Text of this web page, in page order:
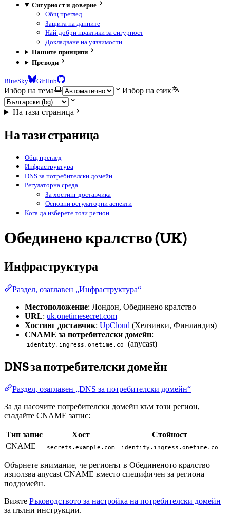
Сигурност и доверие
Общ преглед
Защита на данните
Най-добри практики за сигурност
Докладване на уязвимости
Нашите принципи
Преводи
BlueSky GitHub
Избор на тема Избор на език
На тази страница
На тази страница
Общ преглед
Инфраструктура
DNS за потребителски домейн
Регулаторна среда
За хостинг доставчика
Основни регулаторни аспекти
Кога да изберете този регион
Обединено кралство (UK)
Инфраструктура
Раздел, озаглавен „Инфраструктура“
Местоположение: Лондон, Обединено кралство
URL: uk.onetimesecret.com
Хостинг доставчик: UpCloud (Хелзинки, Финландия)
CNAME за потребителски домейн:
identity.ingress.onetime.co (anycast)
DNS за потребителски домейн
Раздел, озаглавен „DNS за потребителски домейн“
За да насочите потребителски домейн към този регион,
създайте CNAME запис:
Тип запис Хост
Стойност
CNAME
secrets.example.com identity.ingress.onetime.co
Обърнете внимание, че регионът в Обединеното кралство
използва anycast CNAME вместо специфичен за региона
поддомейн.
Вижте Ръководството за настройка на потребителски домейн
за пълни инструкции.